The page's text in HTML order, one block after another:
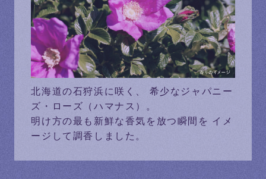
北海道の石狩浜に咲く、
希少なジャパニー
ズ・ローズ（ハマナス）。
明け方の最も新鮮な香気を放つ瞬間を イメ
ージして調香しました。